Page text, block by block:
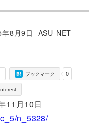
8月9日
著
ASU-NET
- 0
ブックマーク
11月10日
n_5328/